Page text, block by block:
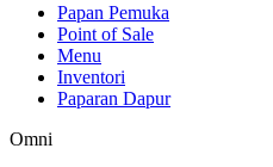
Papan Pemuka
Point of Sale
Menu
Inventori
Paparan Dapur
Omni